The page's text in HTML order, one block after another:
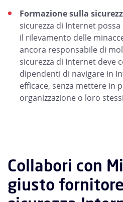
Formazione sulla
sicurezza di Internet
il rilevamento delle
ancora responsabile di
sicurezza di Internet deve
dipendenti di navigare in
efficace, senza mettere in
organizzazione o loro
Collabori con
giusto